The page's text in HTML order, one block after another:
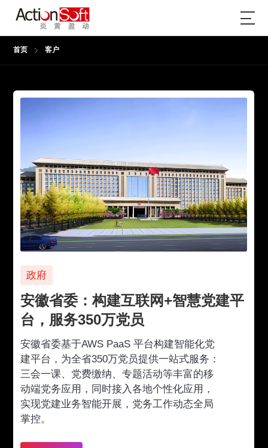
首页 客户
政府
安徽省委：构建互联网+智慧党建平
台，服务350万党员
安徽省委基于AWS PaaS 平台构建智能化党
建平台，为全省350万党员提供一站式服务：
三会一课、党费缴纳、专题活动等丰富的移
动端党务应用，同时接入各地个性化应用，
实现党建业务智能开展，党务工作动态全局
掌控。